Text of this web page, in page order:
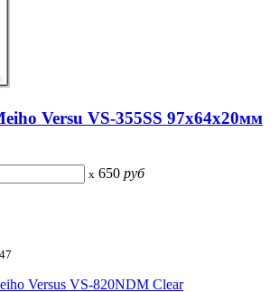
Versu VS-355SS 97х64х20мм
x 650 руб